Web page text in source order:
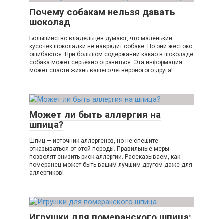
Почему собакам нельзя давать
шоколад
Большинство владельцев думают, что маленький
кусочек шоколадки не навредит собаке. Но они жестоко
ошибаются. При большом содержании какао в шоколаде
собака может серьёзно отравиться. Эта информация
может спасти жизнь вашего четвероногого друга!
Может ли быть аллергия на
шпица?
Шпиц — источник аллергенов, но не спешите
отказываться от этой породы. Правильные меры
позволят снизить риск аллергии. Рассказываем, как
померанец может быть вашим лучшим другом даже для
аллергиков!